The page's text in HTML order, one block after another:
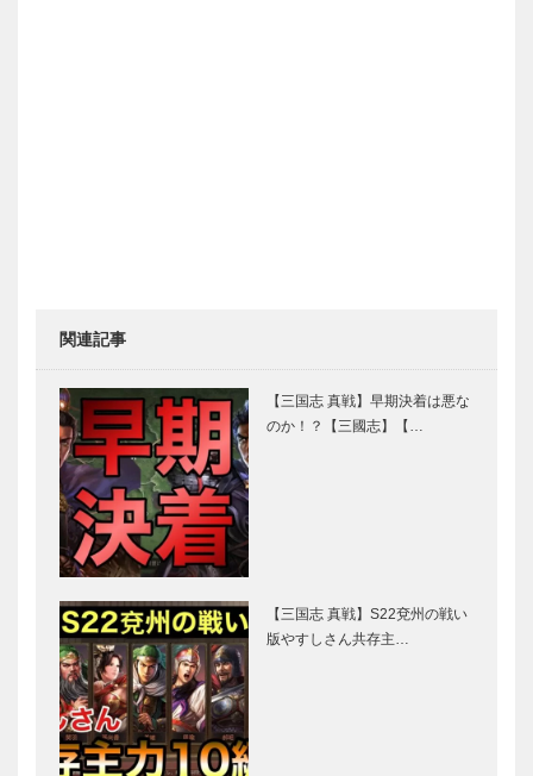
関連記事
【三国志 真戦】早期決着は悪な
のか！？【三國志】【…
【三国志 真戦】S22兗州の戦い
版やすしさん共存主…